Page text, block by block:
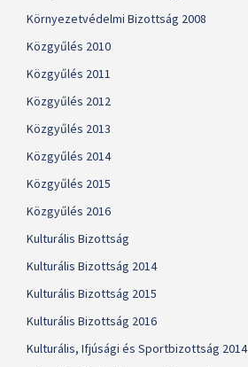
Környezetvédelmi Bizottság 2008
Közgyűlés 2010
Közgyűlés 2011
Közgyűlés 2012
Közgyűlés 2013
Közgyűlés 2014
Közgyűlés 2015
Közgyűlés 2016
Kulturális Bizottság
Kulturális Bizottság 2014
Kulturális Bizottság 2015
Kulturális Bizottság 2016
Kulturális, Ifjúsági és Sportbizottság 2014